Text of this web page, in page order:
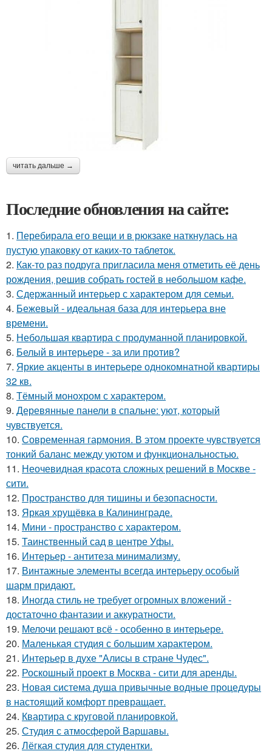
читать дальше →
Последние обновления на сайте:
1. Перебирала его вещи и в рюкзаке наткнулась на
пустую упаковку от каких-то таблеток.
2. Как-то раз подруга пригласила меня отметить её день
рождения, решив собрать гостей в небольшом кафе.
3. Сдержанный интерьер с характером для семьи.
4. Бежевый - идеальная база для интерьера вне
времени.
5. Небольшая квартира с продуманной планировкой.
6. Белый в интерьере - за или против?
7. Яркие акценты в интерьере однокомнатной квартиры
32 кв.
8. Тёмный монохром с характером.
9. Деревянные панели в спальне: уют, который
чувствуется.
10. Современная гармония. В этом проекте чувствуется
тонкий баланс между уютом и функциональностью.
11. Неочевидная красота сложных решений в Москве -
сити.
12. Пространство для тишины и безопасности.
13. Яркая хрущёвка в Калининграде.
14. Мини - пространство с характером.
15. Таинственный сад в центре Уфы.
16. Интерьер - антитеза минимализму.
17. Винтажные элементы всегда интерьеру особый
шарм придают.
18. Иногда стиль не требует огромных вложений -
достаточно фантазии и аккуратности.
19. Мелочи решают всё - особенно в интерьере.
20. Маленькая студия с большим характером.
21. Интерьер в духе "Алисы в стране Чудес".
22. Роскошный проект в Москва - сити для аренды.
23. Новая система душа привычные водные процедуры
в настоящий комфорт превращает.
24. Квартира с круговой планировкой.
25. Студия с атмосферой Варшавы.
26. Лёгкая студия для студентки.